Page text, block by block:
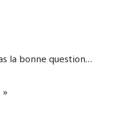
la bonne question…
»